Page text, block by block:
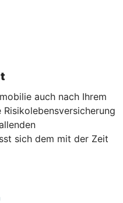
auch nach Ihrem
sich dem mit der Zeit